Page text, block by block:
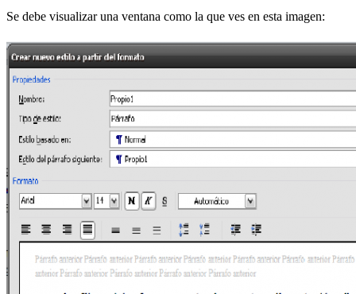
Se debe visualizar una ventana como la que ves en esta imagen: